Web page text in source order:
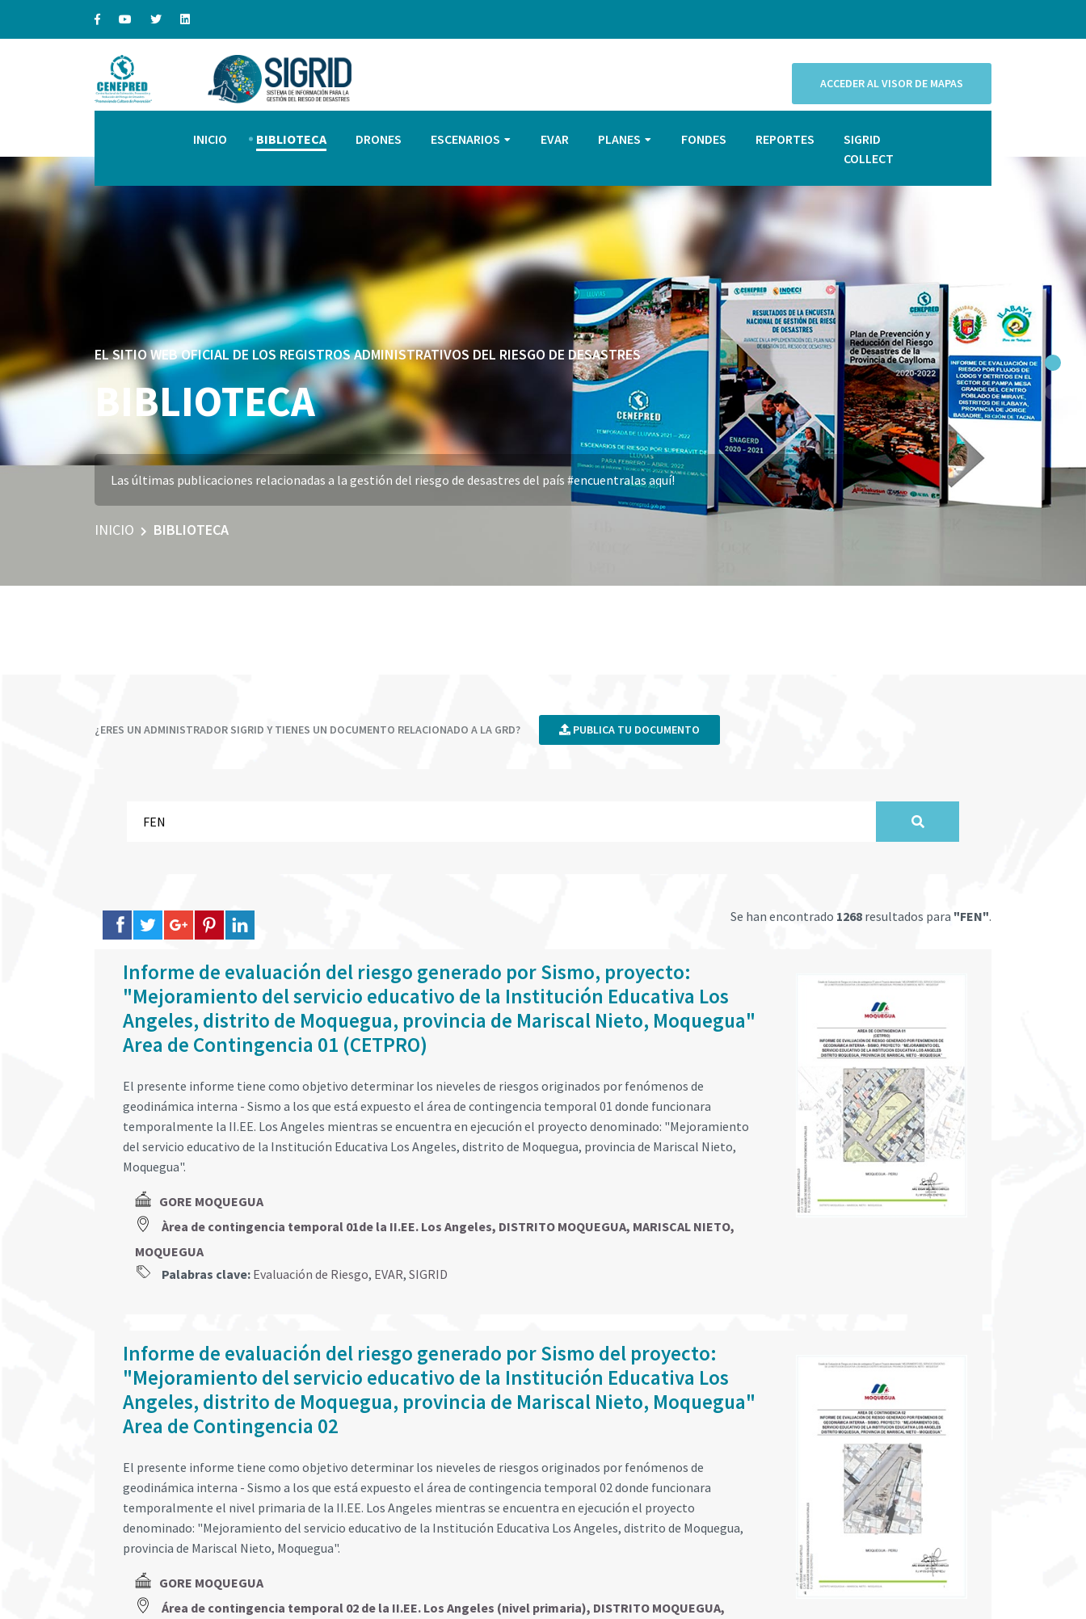
ACCEDER AL VISOR DE MAPAS
INICIO BIBLIOTECA DRONES ESCENARIOS EVAR PLANES FONDES REPORTES
SIGRID
COLLECT
EL SITIO WEB OFICIAL DE LOS REGISTROS ADMINISTRATIVOS DEL RIESGO DE DESASTRES
BIBLIOTECA
Las últimas publicaciones relacionadas a la gestión del riesgo de desastres del país #encuentralas aquí!
INICIO BIBLIOTECA
¿ERES UN ADMINISTRADOR SIGRID Y TIENES UN DOCUMENTO RELACIONADO A LA GRD? PUBLICA TU DOCUMENTO
Se han encontrado 1268 resultados para "FEN".
Informe de evaluación del riesgo generado por Sismo, proyecto:
"Mejoramiento del servicio educativo de la Institución Educativa Los
Angeles, distrito de Moquegua, provincia de Mariscal Nieto, Moquegua"
Area de Contingencia 01 (CETPRO)
El presente informe tiene como objetivo determinar los nieveles de riesgos originados por fenómenos de
geodinámica interna - Sismo a los que está expuesto el área de contingencia temporal 01 donde funcionara
temporalmente la II.EE. Los Angeles mientras se encuentra en ejecución el proyecto denominado: "Mejoramiento
del servicio educativo de la Institución Educativa Los Angeles, distrito de Moquegua, provincia de Mariscal Nieto,
Moquegua".
GORE MOQUEGUA
Àrea de contingencia temporal 01de la II.EE. Los Angeles, DISTRITO MOQUEGUA, MARISCAL NIETO,
MOQUEGUA
Palabras clave: Evaluación de Riesgo, EVAR, SIGRID
Informe de evaluación del riesgo generado por Sismo del proyecto:
"Mejoramiento del servicio educativo de la Institución Educativa Los
Angeles, distrito de Moquegua, provincia de Mariscal Nieto, Moquegua"
Area de Contingencia 02
El presente informe tiene como objetivo determinar los nieveles de riesgos originados por fenómenos de
geodinámica interna - Sismo a los que está expuesto el área de contingencia temporal 02 donde funcionara
temporalmente el nivel primaria de la II.EE. Los Angeles mientras se encuentra en ejecución el proyecto
denominado: "Mejoramiento del servicio educativo de la Institución Educativa Los Angeles, distrito de Moquegua,
provincia de Mariscal Nieto, Moquegua".
GORE MOQUEGUA
Área de contingencia temporal 02 de la II.EE. Los Angeles (nivel primaria), DISTRITO MOQUEGUA,